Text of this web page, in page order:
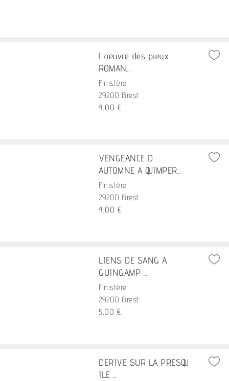
l oeuvre des pieux
ROMAN...
Finistère
29200 Brest
4,00 €
VENGEANCE D
AUTOMNE A QUIMPER...
Finistère
29200 Brest
4,00 €
LIENS DE SANG A
GUINGAMP ...
Finistère
29200 Brest
5,00 €
DERIVE SUR LA PRESQU
ILE ...